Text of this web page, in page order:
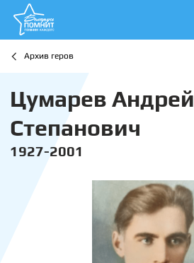
Архив геров
Цумарев Андрей
Степанович
1927-2001